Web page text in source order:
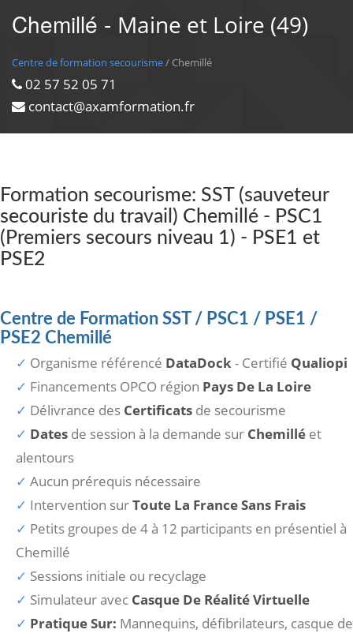
Chemillé - Maine et Loire (49)
Centre de formation secourisme/ Chemillé
02 57 52 05 71
contact@axamformation.fr
Formation secourisme: SST (sauveteur
secouriste du travail) Chemillé - PSC1
(Premiers secours niveau 1) - PSE1 et
PSE2
Centre de Formation SST / PSC1 / PSE1 /
PSE2 Chemillé
Organisme référencé DataDock- Certifié Qualiopi
Financements OPCO région Pays De La Loire
Délivrance des Certificats de secourisme
Dates de session à la demande sur Chemillé et
alentours
Aucun prérequis nécessaire
Intervention surToute La France Sans Frais
Petits groupes de 4 à 12 participants en présentiel à
Chemillé
Sessions initiale ou recyclage
Simulateur avec Casque De Réalité Virtuelle
Pratique Sur: Mannequins, défibrilateurs, casque de